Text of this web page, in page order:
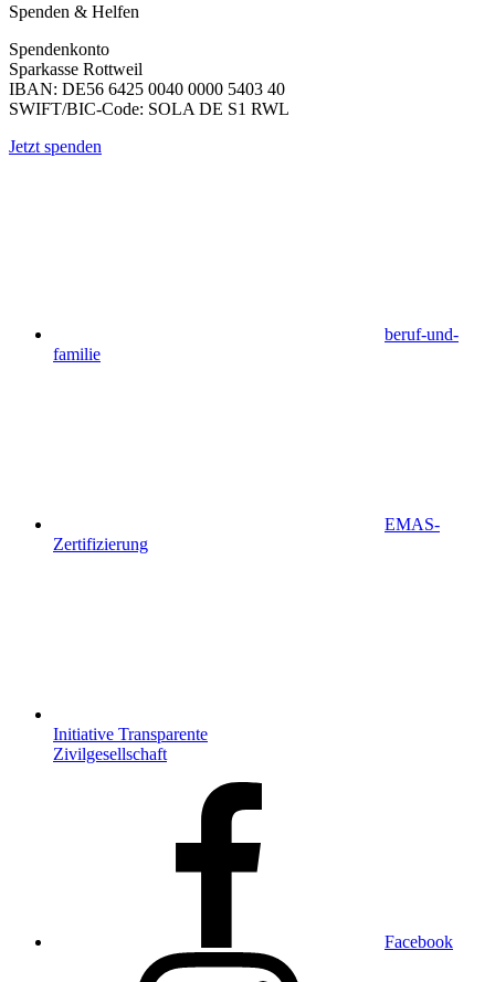
Spenden & Helfen
Spendenkonto
Sparkasse Rottweil
IBAN: DE56 6425 0040 0000 5403 40
SWIFT/BIC-Code: SOLA DE S1 RWL
Jetzt spenden
beruf-und-
familie
EMAS-
Zertifizierung
Initiative Transparente
Zivilgesellschaft
Facebook